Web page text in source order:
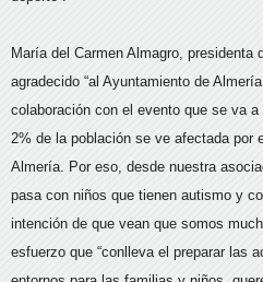
María del Carmen Almagro, presidenta
agradecido “al Ayuntamiento de
colaboración con el evento que se va a
2% de la población se ve afectada por
Almería. Por eso, desde nuestra
pasa con niños que tienen autismo y
intención de que vean que somos
esfuerzo que “conlleva el preparar las